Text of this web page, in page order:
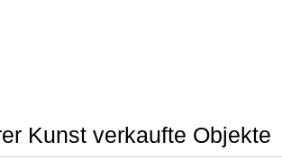
Kunst verkaufte Objekte